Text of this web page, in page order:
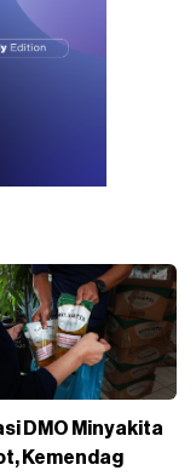
DMO Minyakita
Kemendag